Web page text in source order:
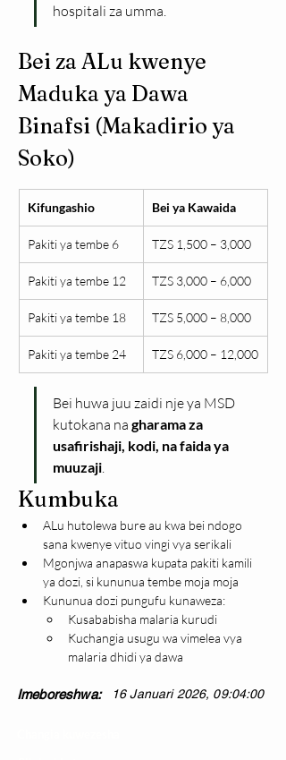
hospitali za umma.
Bei za ALu kwenye
Maduka ya Dawa
Binafsi (Makadirio ya
Soko)
Kifungashio Bei ya Kawaida
Pakiti ya tembe 6 TZS 1,500 – 3,000
Pakiti ya tembe 12 TZS 3,000 – 6,000
Pakiti ya tembe 18 TZS 5,000 – 8,000
Pakiti ya tembe 24 TZS 6,000 – 12,000
Bei huwa juu zaidi nje ya MSD
kutokana na gharama za
usafirishaji, kodi, na faida ya
muuzaji.
Kumbuka
ALu hutolewa bure au kwa bei ndogo
sana kwenye vituo vingi vya serikali
Mgonjwa anapaswa kupata pakiti kamili
ya dozi, si kununua tembe moja moja
Kununua dozi pungufu kunaweza:
Kusababisha malaria kurudi
Kuchangia usugu wa vimelea vya
malaria dhidi ya dawa
Imeboreshwa: 16 Januari 2026, 09:04:00